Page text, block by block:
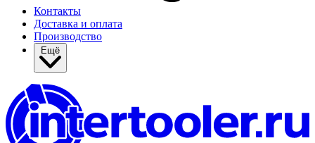
Контакты
Доставка и оплата
Производство